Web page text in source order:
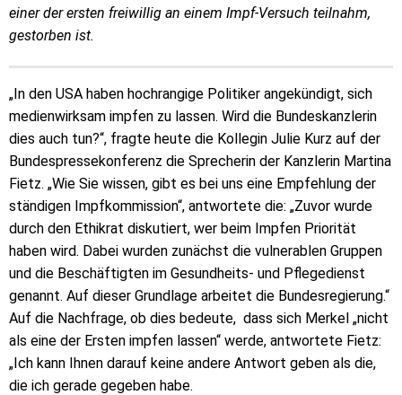
einer der ersten freiwillig an einem Impf-Versuch teilnahm,
gestorben ist.
„In den USA haben hochrangige Politiker angekündigt, sich
medienwirksam impfen zu lassen. Wird die Bundeskanzlerin
dies auch tun?“, fragte heute die Kollegin Julie Kurz auf der
Bundespressekonferenz die Sprecherin der Kanzlerin Martina
Fietz. „Wie Sie wissen, gibt es bei uns eine Empfehlung der
ständigen Impfkommission“, antwortete die: „Zuvor wurde
durch den Ethikrat diskutiert, wer beim Impfen Priorität
haben wird. Dabei wurden zunächst die vulnerablen Gruppen
und die Beschäftigten im Gesundheits- und Pflegedienst
genannt. Auf dieser Grundlage arbeitet die Bundesregierung.“
Auf die Nachfrage, ob dies bedeute, dass sich Merkel „nicht
als eine der Ersten impfen lassen“ werde, antwortete Fietz:
„Ich kann Ihnen darauf keine andere Antwort geben als die,
die ich gerade gegeben habe.